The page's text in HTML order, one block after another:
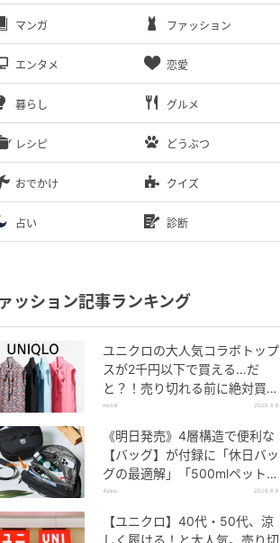
マンガ ファッション
エンタメ 恋愛
暮らし グルメ
レシピ どうぶつ
おでかけ クイズ
占い 診断
ッション記事ランキング
ユニクロの大人気コラボトップ
スが2千円以下で買える…だ
と？！売り切れる前に絶対買
い！
michill 2026.8.6
《明日発売》4層構造で便利な
【バッグ】が付録に「休日バッ
グの最適解」「500mlペットボ
トルも入る」
4yuuu 2026.8.6
【ユニクロ】40代・50代、涼
しく履ける！と大人気。売り切